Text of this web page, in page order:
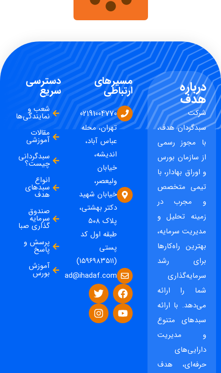
درباره
هدف
شرکت
سبدگردان هدف،
با مجوز رسمی
از سازمان بورس
و اوراق بهادار، با
تیمی متخصص
و مجرب در
زمینه تحلیل و
مدیریت سرمایه،
بهترین راه‌کارها
برای رشد
سرمایه‌گذاری
شما را ارائه
می‌دهد. با ارائه
سبدهای متنوع
و مدیریت
دارایی‌های
حرفه‌ای، هدف
مسیرهای
ارتباطی
02191004770
تهران، محله
عباس آباد،
اندیشه،
خیابان
ولیعصر،
خیابان شهید
دکتر بهشتی،
پلاک ۵۰۸
طبقه اول کد
پستی
(۱۵۹۶۹۸۳۵۱۱)
ad@ihadaf.com
دسترسی
سریع
شعب و
نمایندگی‌ها
مقالات
آموزشی
سبدگردانی
چیست؟
انواع
سبدهای
هدف
صندوق
سرمایه
گذاری صبا
پرسش و
پاسخ
آموزش
بورس